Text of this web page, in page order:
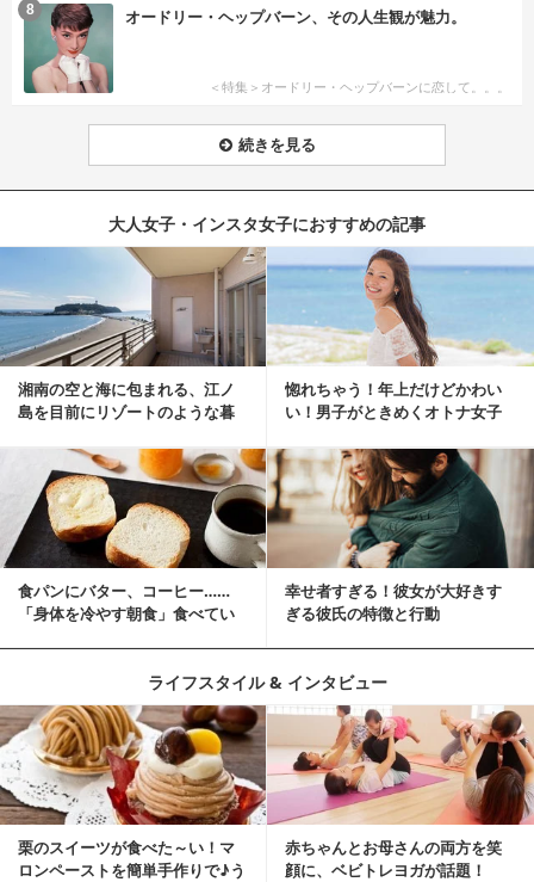
オードリー・ヘップバーン、その人生観が魅力。
＜特集＞オードリー・ヘップバーンに恋して。。。
8
続きを見る
大人女子・インスタ女子におすすめの記事
湘南の空と海に包まれる、江ノ
島を目前にリゾートのような暮
惚れちゃう！年上だけどかわい
い！男子がときめくオトナ女子
食パンにバター、コーヒー……
「身体を冷やす朝食」食べてい
幸せ者すぎる！彼女が大好きす
ぎる彼氏の特徴と行動
ライフスタイル & インタビュー
栗のスイーツが食べた～い！マ
ロンペーストを簡単手作りで♪う
赤ちゃんとお母さんの両方を笑
顔に、ベビトレヨガが話題！